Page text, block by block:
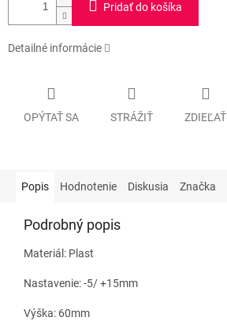
Pridať do košíka
Detailné informácie
OPÝTAŤ SA STRÁŽIŤ ZDIEĽAŤ
Popis Hodnotenie Diskusia Značka
Podrobný popis
Materiál: Plast
Nastavenie: -5/ +15mm
Výška: 60mm